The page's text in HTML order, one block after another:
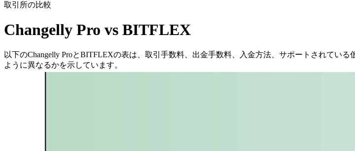
取引所の比較
Changelly Pro vs BITFLEX
以下のChangelly ProとBITFLEXの表は、取引手数料、出金手数料、入金方法、サポートされてい
ように異なるかを示しています。